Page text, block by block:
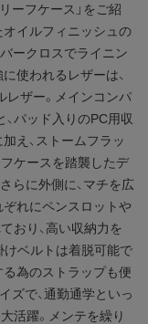
ーフケース」をご紹
イルフィニッシュの
ークロスでライニン
使われるレザーは、
レザー。メインコンパ
パッド入りのPC用収
え、ストームフラッ
ケースを踏襲したデ
らに外側に、マチを広
ぞれにペンスロットや
おり、高い収納力を
けベルトは着脱可能で
為のストラップも便
ズで、通勤通学といっ
活躍。メンテを繰り